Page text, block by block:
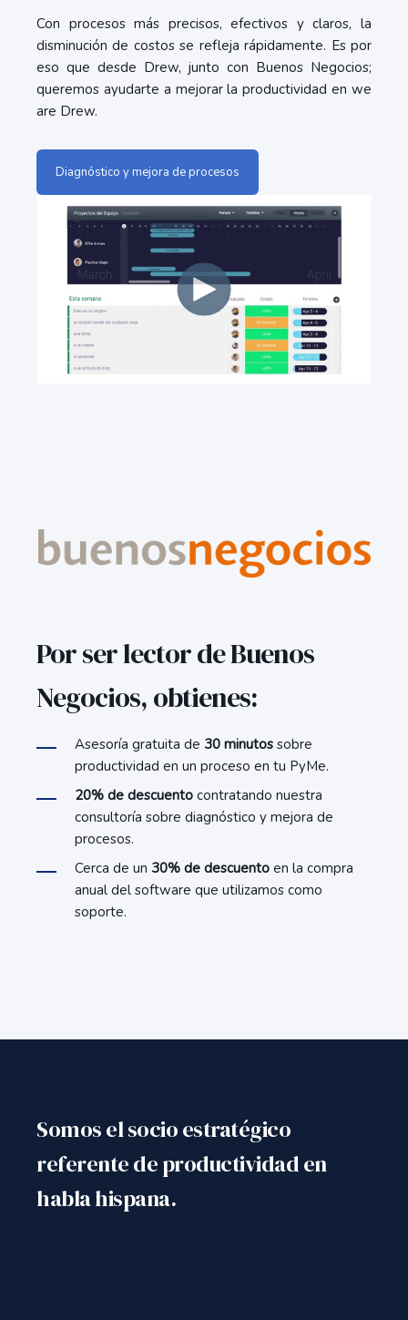
Con procesos más precisos, efectivos y claros, la
disminución de costos se refleja rápidamente. Es por
eso que desde Drew, junto con Buenos Negocios;
queremos ayudarte a mejorar la productividad en we
are Drew.
Diagnóstico y mejora de procesos
Por ser lector de Buenos
Negocios, obtienes:
Asesoría gratuita de 30 minutos sobre
productividad en un proceso en tu PyMe.
20% de descuento contratando nuestra
consultoría sobre diagnóstico y mejora de
procesos.
Cerca de un 30% de descuento en la compra
anual del software que utilizamos como
soporte.
Somos el socio estratégico
referentede productividad en
habla hispana.